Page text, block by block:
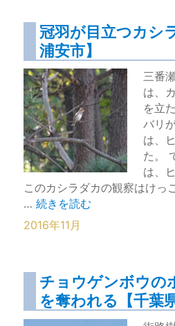
冠羽が目立つカシ
浦安市】
三番
は、
を立
バリ
は、
た。
は、
このカシラダカの観察はけっ
…“冠羽が目立つカシラダカ【
続きを読む
2016年11月
チョウゲンボウの
を奪われる【千葉